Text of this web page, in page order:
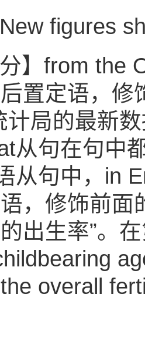
New figures
分】from the
置定语，修
计局的最新
从句在句中
从句中，in
，修饰前面
出生率”。
overall